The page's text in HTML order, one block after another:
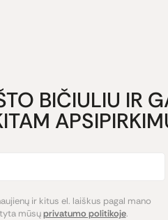
BIČIULIU IR
ir kitus el. laiškus pagal mano
mūsųprivatumo politikoje.